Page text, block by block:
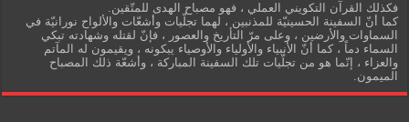
فكذلك القرآن التكويني العملي ، فهو مصباح الهدى للمتّقين.
كما أنّ السفينة الحسينيّة للمذنبين ، لهما تجلّيات وأشعّات والألواح نورانيّة في
السماوات والأرضين ، وعلى مرّ التأريخ والعصور ، فإنّ لقتله وشهادته تبكي
السماء دماً ، كما أنّ الأنبياء والأولياء والأوصياء يبكونه ، ويقيمون له المآتم
والعزاء ، إنّما هو من تجلّيات تلك السفينة المباركة ، وأشعّة ذلك المصباح
الميمون.